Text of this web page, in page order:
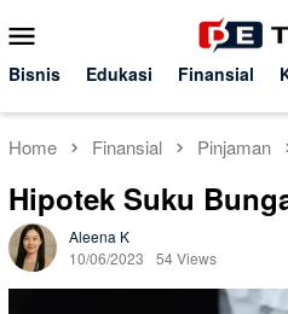
to
contentMenu
Bisnis Edukasi Finansial
Home Finansial Pinjaman
Hipotek Suku
Aleena K
10/06/2023
54 Views